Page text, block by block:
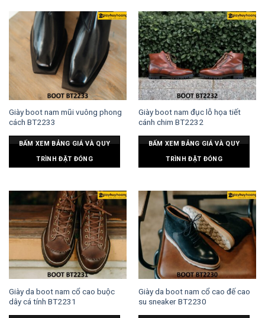
Giày boot nam mũi vuông phong
cách BT2233
BẤM XEM BẢNG GIÁ VÀ QUY
TRÌNH ĐẶT ĐÓNG
Giày boot nam đục lỗ họa tiết
cánh chim BT2232
BẤM XEM BẢNG GIÁ VÀ QUY
TRÌNH ĐẶT ĐÓNG
Giày da boot nam cổ cao buộc
dây cá tính BT2231
Giày da boot nam cổ cao đế cao
su sneaker BT2230